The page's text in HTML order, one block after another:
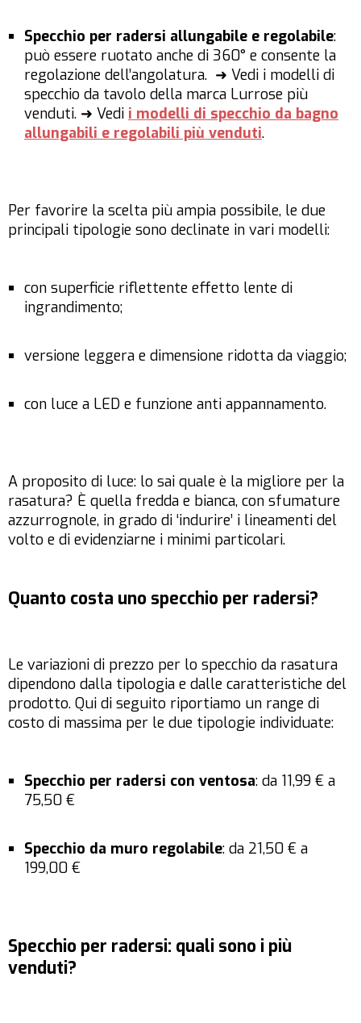
Specchio per radersi allungabile e regolabile:
può essere ruotato anche di 360° e consente la
regolazione dell’angolatura. ➜ Vedi i modelli di
specchio da tavolo della marca Lurrose più
venduti. ➜ Vedi i modelli di specchio da bagno
allungabili e regolabili più venduti.
Per favorire la scelta più ampia possibile, le due
principali tipologie sono declinate in vari modelli:
con superficie riflettente effetto lente di
ingrandimento;
versione leggera e dimensione ridotta da viaggio;
con luce a LED e funzione anti appannamento.
A proposito di luce: lo sai quale è la migliore per la
rasatura? È quella fredda e bianca, con sfumature
azzurrognole, in grado di ‘indurire’ i lineamenti del
volto e di evidenziarne i minimi particolari.
Quanto costa uno specchio per radersi?
Le variazioni di prezzo per lo specchio da rasatura
dipendono dalla tipologia e dalle caratteristiche del
prodotto. Qui di seguito riportiamo un range di
costo di massima per le due tipologie individuate:
Specchio per radersi con ventosa: da 11,99 € a
75,50 €
Specchio da muro regolabile: da 21,50 € a
199,00 €
Specchio per radersi: quali sono i più
venduti?